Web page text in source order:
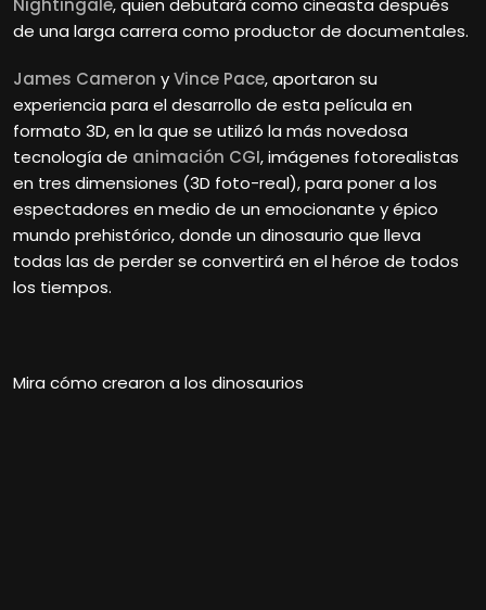
de una larga carrera como productor de documentales.
James Cameron yVince Pace, aportaron su
experiencia para el desarrollo de esta película en
formato 3D, en la que se utilizó la más novedosa
tecnología de animación CGI, imágenes fotorealistas
en tres dimensiones (3D foto-real), para poner a los
espectadores en medio de un emocionante y épico
mundo prehistórico, donde un dinosaurio que lleva
todas las de perder se convertirá en el héroe de todos
los tiempos.
Mira cómo crearon a los dinosaurios